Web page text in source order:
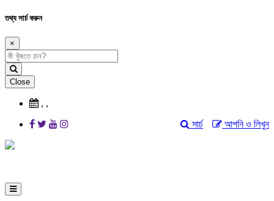
তথ্য সার্চ করুন
×
Close
, ,
আপনি ও লিখুন
সার্চ